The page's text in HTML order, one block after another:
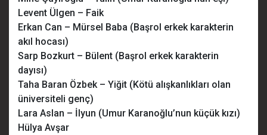
Levent Ülgen – Faik
Erkan Can – Mürsel Baba (Başrol erkek karakterin
akıl hocası)
Sarp Bozkurt – Bülent (Başrol erkek karakterin
dayısı)
Taha Baran Özbek – Yiğit (Kötü alışkanlıkları olan
üniversiteli genç)
Lara Aslan – İlyun (Umur Karanoğlu’nun küçük kızı)
Hülya Avşar